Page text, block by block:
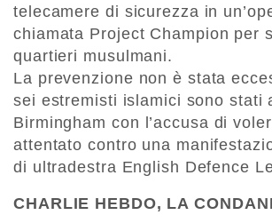
telecamere di sicurezza in
chiamata Project Champion per
quartieri musulmani.
La prevenzione non è stata
sei estremisti islamici sono stati
Birmingham con l’accusa di
attentato contro una
di ultradestra English Defence
CHARLIE HEBDO, LA